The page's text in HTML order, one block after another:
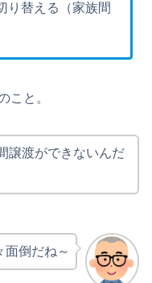
り替える（家族間
こと。
譲渡ができないんだ
面倒だね～